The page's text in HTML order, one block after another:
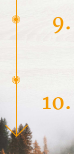
9.
10.